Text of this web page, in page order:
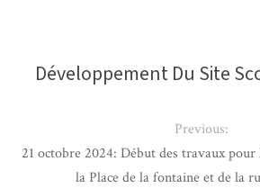
Développement Du Site
Previous:
21 octobre 2024: Début des travaux
la Place de la fontaine et de la